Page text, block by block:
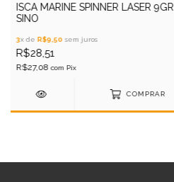
ISCA MARINE SPINNER LASER 9GR
SINO
3x de R$9,50 sem juros
R$28,51
R$27,08com Pix
COMPRAR